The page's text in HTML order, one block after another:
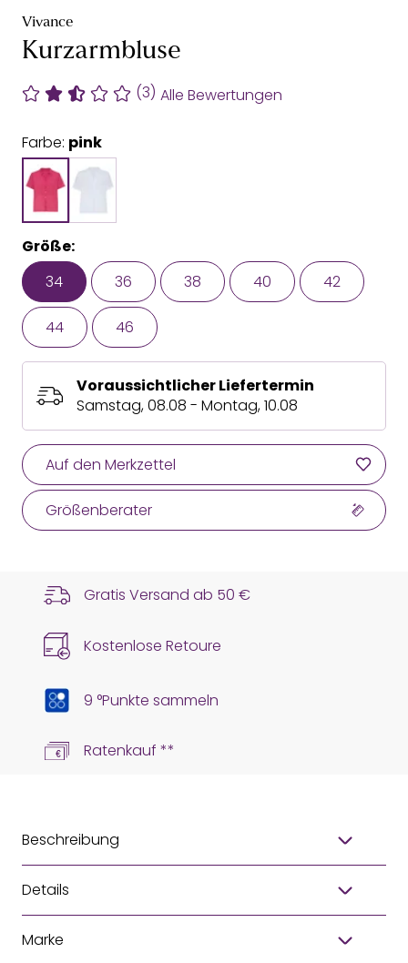
Vivance
Kurzarmbluse
(3) Alle Bewertungen
Farbe: pink
Größe:
34
36 38 40 42
44 46
Voraussichtlicher Liefertermin
Samstag, 08.08 - Montag, 10.08
Auf den Merkzettel
Größenberater
Gratis Versand ab 50 €
Kostenlose Retoure
9 °Punkte sammeln
Ratenkauf **
Beschreibung
Details
Marke